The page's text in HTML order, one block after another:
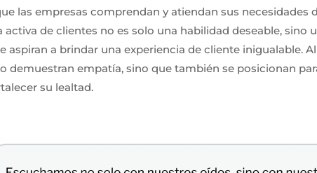
las empresas comprendan y atiendan sus necesidades
activa de clientes no es solo una habilidad deseable, sino
aspiran a brindar una experiencia de cliente inigualable.
demuestran empatía, sino que también se posicionan
su lealtad.